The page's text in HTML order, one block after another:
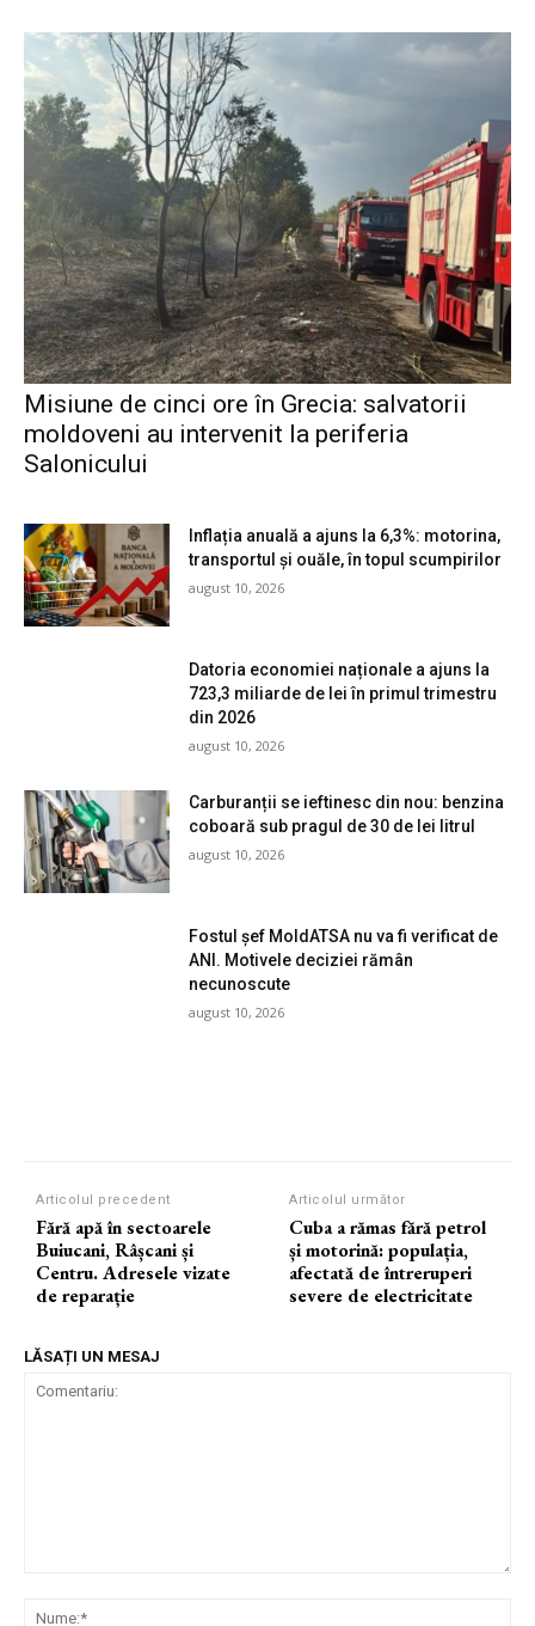
Misiune de cinci ore în Grecia: salvatorii
moldoveni au intervenit la periferia
Salonicului
Inflația anuală a ajuns la 6,3%: motorina,
transportul și ouăle, în topul scumpirilor
august 10, 2026
Datoria economiei naționale a ajuns la
723,3 miliarde de lei în primul trimestru
din 2026
august 10, 2026
Carburanții se ieftinesc din nou: benzina
coboară sub pragul de 30 de lei litrul
august 10, 2026
Fostul șef MoldATSA nu va fi verificat de
ANI. Motivele deciziei rămân
necunoscute
august 10, 2026
Articolul precedent
Fără apă în sectoarele
Buiucani, Râșcani și
Centru. Adresele vizate
de reparație
Articolul următor
Cuba a rămas fără petrol
și motorină: populația,
afectată de întreruperi
severe de electricitate
LĂSAȚI UN MESAJ